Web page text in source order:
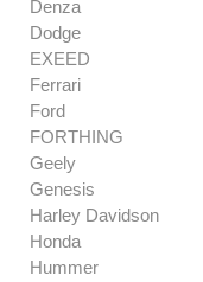
Denza
Dodge
EXEED
Ferrari
Ford
FORTHING
Geely
Genesis
Harley Davidson
Honda
Hummer